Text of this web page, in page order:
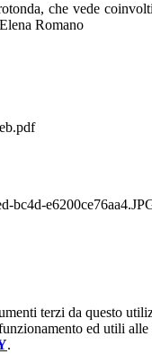
che vede
Romano
bc4d-
terzi da questo
ed utili
.